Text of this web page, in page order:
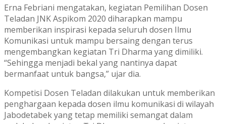
Erna Febriani mengatakan, kegiatan Pemilihan Dosen
Teladan JNK Aspikom 2020 diharapkan mampu
memberikan inspirasi kepada seluruh dosen Ilmu
Komunikasi untuk mampu bersaing dengan terus
mengembangkan kegiatan Tri Dharma yang dimiliki.
“Sehingga menjadi bekal yang nantinya dapat
bermanfaat untuk bangsa,” ujar dia.
Kompetisi Dosen Teladan dilakukan untuk memberikan
penghargaan kepada dosen ilmu komunikasi di wilayah
Jabodetabek yang tetap memiliki semangat dalam